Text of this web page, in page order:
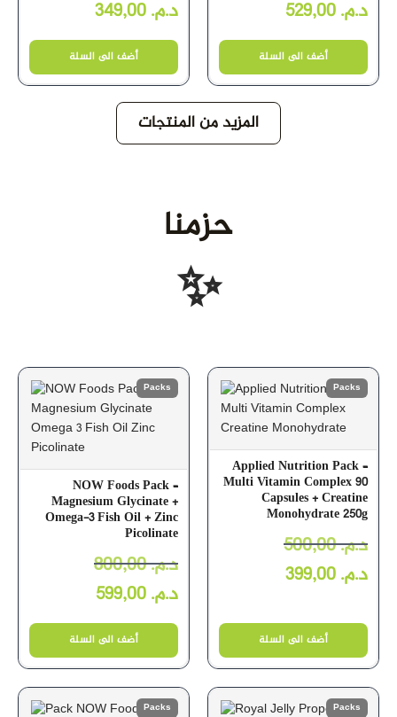
د.م.
أضف الى السلة
د.م.
أضف الى السلة
المزيد من المنتجات
حزمنا
✨
Packs
NOW Foods Pack –
Magnesium Glycinate +
Omega-3 Fish Oil + Zinc
Picolinate
د.م.800,00
د.م.
أضف الى السلة
Packs
Applied Nutrition Pack –
Multi Vitamin Complex 90
Capsules + Creatine
Monohydrate 250g
د.م.500,00
د.م.
أضف الى السلة
Packs Packs